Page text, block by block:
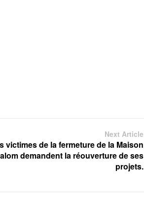
Next Article
victimes de la fermeture de la Maison
demandent la réouverture de ses
projets.